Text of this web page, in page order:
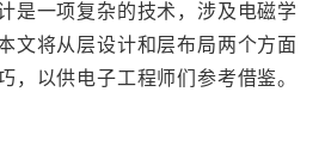
是一项复杂的技术，涉及电磁学
文将从层设计和层布局两个方面
，以供电子工程师们参考借鉴。